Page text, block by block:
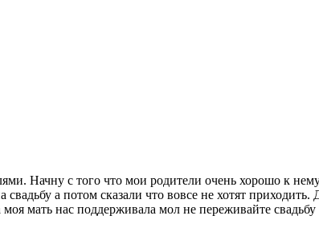
Начну с того что мои родители очень хорошо к
а потом сказали что вовсе не хотят приходить.
мать нас поддерживала мол не переживайте свадьбу